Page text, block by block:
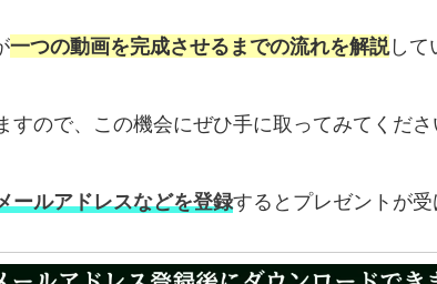
一つの動画を完成させるまでの流れを解説して
すので、この機会にぜひ手に取ってみてくださ
ールアドレスなどを登録するとプレゼントが受